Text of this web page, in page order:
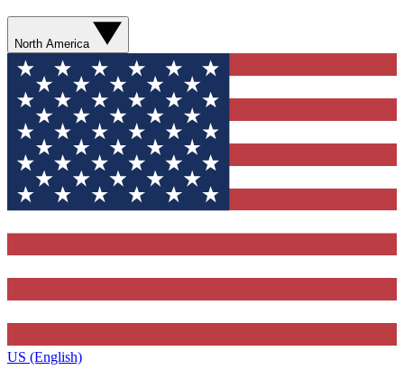
North America
US (English)